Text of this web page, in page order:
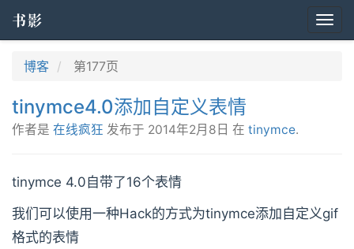
书影
博客 第177页
tinymce4.0添加自定义表情
作者是 在线疯狂 发布于 2014年2月8日 在 tinymce.
tinymce 4.0自带了16个表情
我们可以使用一种Hack的方式为tinymce添加自定义gif
格式的表情